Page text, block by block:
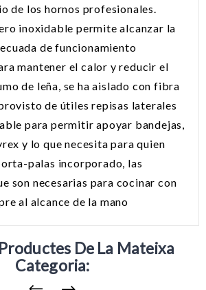
de los hornos profesionales.
inoxidable permite alcanzar la
de funcionamiento
mantener el calor y reducir el
de leña, se ha aislado con fibra
de útiles repisas laterales
para permitir apoyar bandejas,
y lo que necesita para quien
palas incorporado, las
son necesarias para cocinar con
al alcance de la mano
De La Mateixa
Categoria: